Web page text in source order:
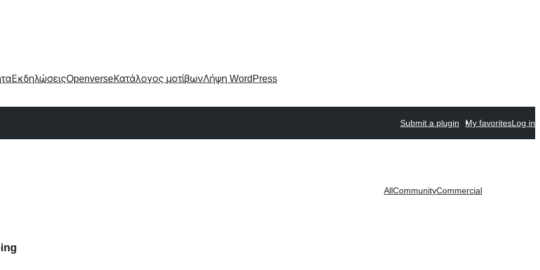
ΕκδηλώσειςOpenverseΚατάλογος μοτίβωνΛήψη WordPress
Submit a plugin My favoritesLog in
AllCommunityCommercial